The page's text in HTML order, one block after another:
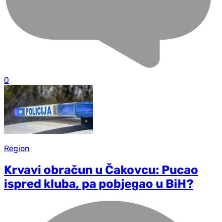
0
Region
Krvavi obračun u Čakovcu: Pucao
ispred kluba, pa pobjegao u BiH?